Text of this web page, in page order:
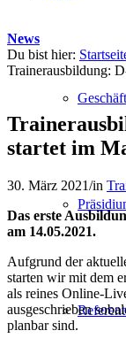
News
Du bist hier:
Trainerausbildung:
startet im
30. März 2021/in
Das erste
am 14.05.2021.
Aufgrund der
starten wir mit dem
als reines Online-
ausgeschrieben
planbar sind.